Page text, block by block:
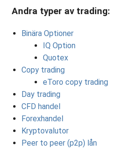
Andra typer av trading:
Binära Optioner
IQ Option
Quotex
Copy trading
eToro copy trading
Day trading
CFD handel
Forexhandel
Kryptovalutor
Peer to peer (p2p) lån